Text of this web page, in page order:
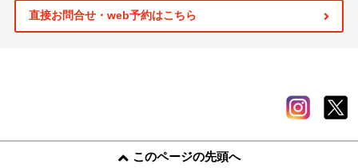
直接お問合せ・web予約はこちら
このページの先頭へ